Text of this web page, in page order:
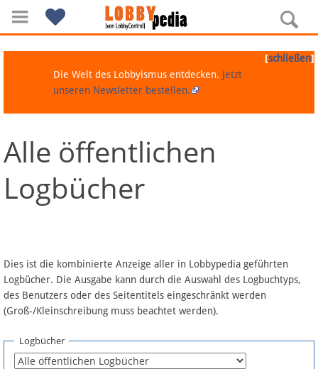
Navigation
Über Lobbypedia
Artikel nach Kategorien
FAQ
Fördermitglied werden
[schließen]
Die Welt des Lobbyismus entdecken. Jetzt
unseren Newsletter bestellen.
Alle öffentlichen
Logbücher
Dies ist die kombinierte Anzeige aller in Lobbypedia geführten
Logbücher. Die Ausgabe kann durch die Auswahl des Logbuchtyps,
des Benutzers oder des Seitentitels eingeschränkt werden
(Groß-/Kleinschreibung muss beachtet werden).
Logbücher